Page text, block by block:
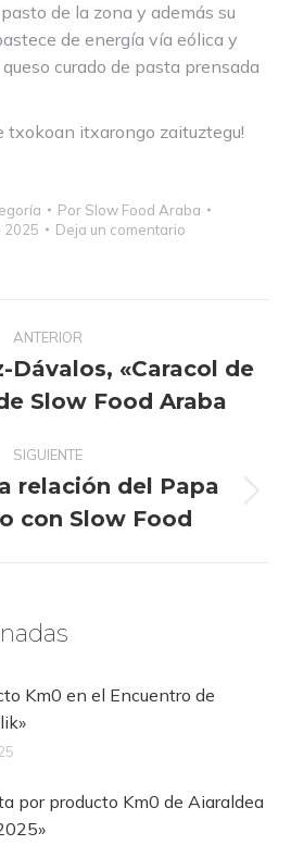
de la zona y además su
de energía vía eólica y
curado de pasta prensada
txokoan itxarongo zaituztegu!
Por Slow Food Araba
2025
Deja un comentario
ANTERIOR
Publicación
anterior:
Dávalos, «Caracol de
Slow Food Araba
SIGUIENTE
siguiente:
relación del Papa
con Slow Food
Km0 en el Encuentro de
por producto Km0 de Aiaraldea